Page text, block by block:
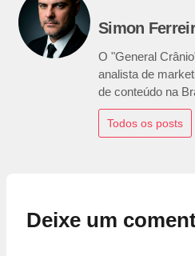
Simon
O "General
analista de
de conteúdo na
Todos os posts
Deixe um